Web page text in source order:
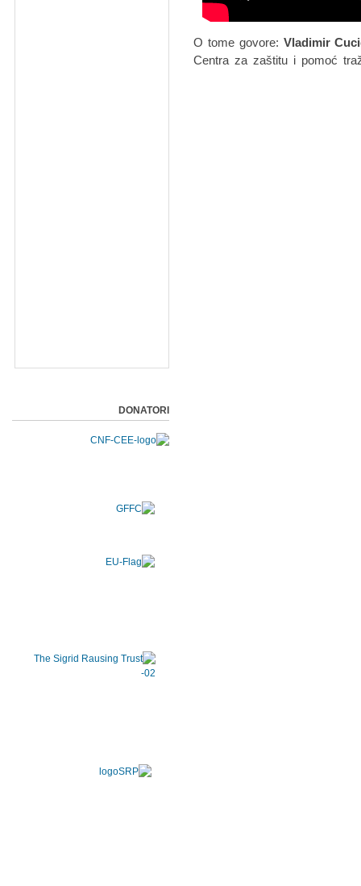
O tome govore: Vladimir
Centra za zaštitu i pomoć
DONATORI